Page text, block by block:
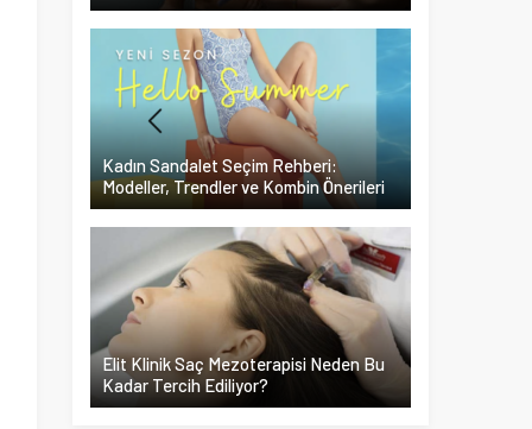
Kadın Sandalet Seçim Rehberi:
Modeller, Trendler ve Kombin Önerileri
Elit Klinik Saç Mezoterapisi Neden Bu
Kadar Tercih Ediliyor?